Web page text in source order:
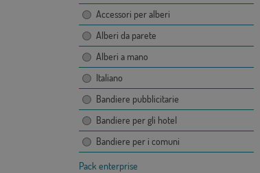
Accessori per alberi
Alberi da parete
Alberi a mano
Italiano
Bandiere pubblicitarie
Bandiere per gli hotel
Bandiere per i comuni
Pack enterprise